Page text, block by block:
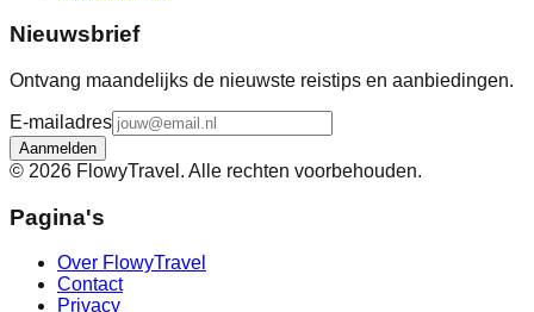
Nieuwsbrief
Ontvang maandelijks de nieuwste reistips en aanbiedingen.
E-mailadres
Aanmelden
© 2026 FlowyTravel. Alle rechten voorbehouden.
Pagina's
Over FlowyTravel
Contact
Privacy